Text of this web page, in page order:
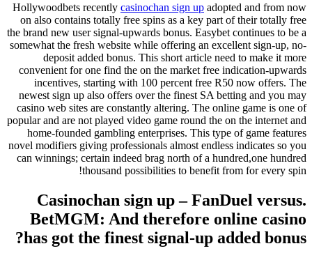
Hollywoodbets recently casinochan sign up adopted and from now
on also contains totally free spins as a key part of their totally free
the brand new user signal-upwards bonus. Easybet continues to be a
somewhat the fresh website while offering an excellent sign-up, no-
deposit added bonus. This short article need to make it more
convenient for one find the on the market free indication-upwards
incentives, starting with 100 percent free R50 now offers. The
newest sign up also offers over the finest SA betting and you may
casino web sites are constantly altering. The online game is one of
popular and are not played video game round the on the internet and
home-founded gambling enterprises. This type of game features
novel modifiers giving professionals almost endless indicates so you
can winnings; certain indeed brag north of a hundred,one hundred
thousand possibilities to benefit from for every spin!
Casinochan sign up – FanDuel versus.
BetMGM: And therefore online casino
has got the finest signal-up added bonus?